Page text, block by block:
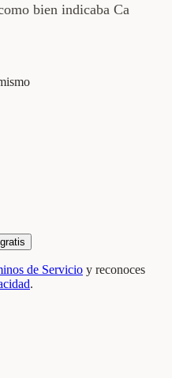
bien indicaba Ca
gratis
de Servicio y reconoces
.